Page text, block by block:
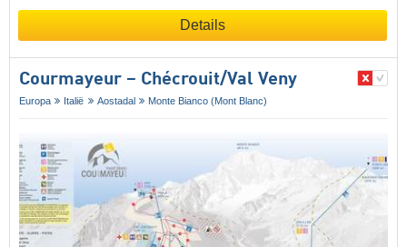
Details
Courmayeur – Chécrouit/​Val Veny
Europa Italië Aostadal Monte Bianco (Mont Blanc)